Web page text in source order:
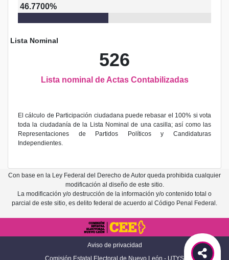
46.7700%
Lista Nominal
526
Lista nominal de Actas Contabilizadas
El cálculo de Participación ciudadana puede rebasar el 100% si vota
toda la ciudadanía de la Lista Nominal de una casilla; así como las
Representaciones de Partidos Políticos y Candidaturas
Independientes.
Con base en la Ley Federal del Derecho de Autor queda prohibida cualquier
modificación al diseño de este sitio.
La modificación y/o destrucción de la información y/o contenido total o
parcial de este sitio, es delito federal de acuerdo al Código Penal Federal.
Aviso de privacidad
Comisión Estatal Electoral de Nuevo León - UTYS